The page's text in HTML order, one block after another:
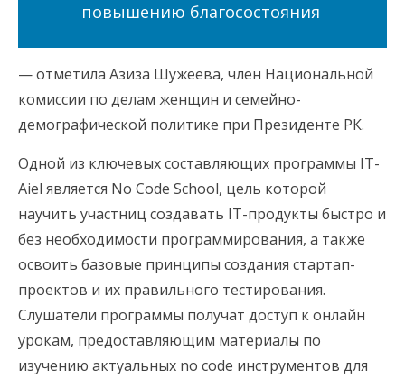
повышению благосостояния
— отметила Азиза Шужеева, член Национальной
комиссии по делам женщин и семейно-
демографической политике при Президенте РК.
Одной из ключевых составляющих программы IT-
Aiel является No Code School, цель которой
научить участниц создавать IT-продукты быстро и
без необходимости программирования, а также
освоить базовые принципы создания стартап-
проектов и их правильного тестирования.
Слушатели программы получат доступ к онлайн
урокам, предоставляющим материалы по
изучению актуальных no code инструментов для